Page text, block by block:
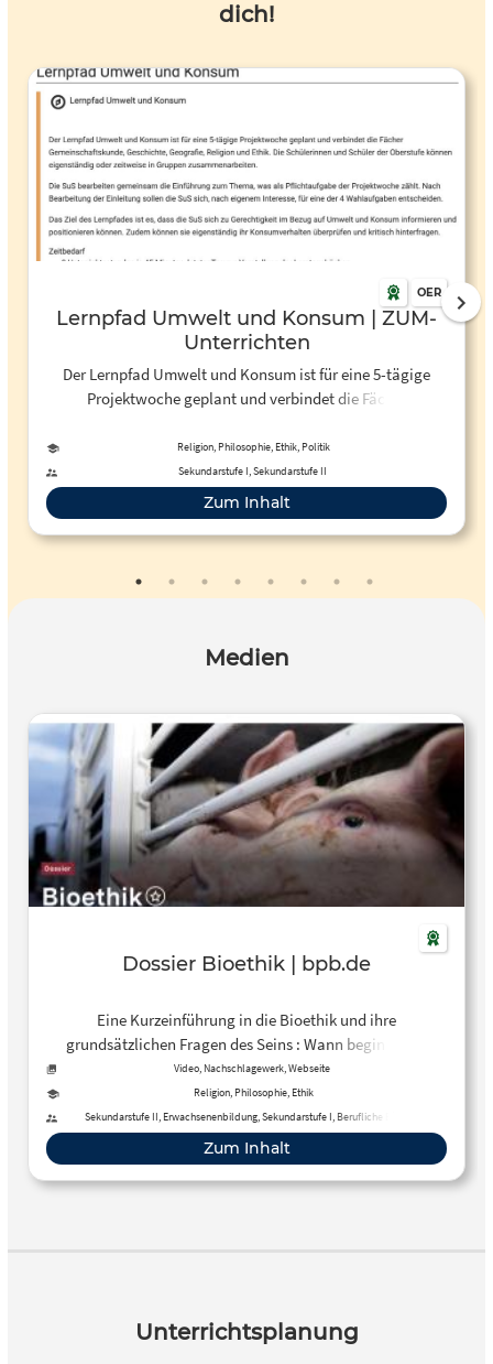
dich!
OER
Lernpfad Umwelt und Konsum | ZUM-
Unterrichten
Der Lernpfad Umwelt und Konsum ist für eine 5-tägige
Projektwoche geplant und verbindet die Fächer
Ethik. Die Schülerinnen und Schüler der Oberstufe können
eigenständig oder zeitweise in Gruppen
zusammenarbeiten.
Religion, Philosophie, Ethik, Politik
Sekundarstufe I, Sekundarstufe II
Zum Inhalt
Medien
Dossier Bioethik | bpb.de
Eine Kurzeinführung in die Bioethik und ihre
grundsätzlichen Fragen des Seins : Wann beginnt das
Leben? Was genau ist die Würde des Menschen? Gibt es ein
Recht auf Selbstbestimmung am Lebensende? Und
welchen moralischen Status haben Tiere?
Video, Nachschlagewerk, Webseite
Religion, Philosophie, Ethik
Sekundarstufe II, Erwachsenenbildung, Sekundarstufe I, Berufliche Bildung
Zum Inhalt
Unterrichtsplanung